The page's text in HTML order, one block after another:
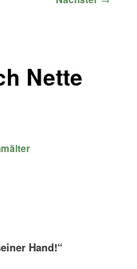
Nette
Hand!“